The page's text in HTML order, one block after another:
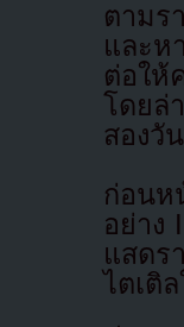
ตามร
และห
ต่อให้
โดยล่
สองวัน
ก่อนห
อย่าง
แสด
ไตเติ